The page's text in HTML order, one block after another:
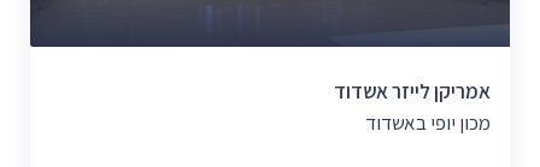
אמריקן לייזר אשדוד
מכון יופי באשדוד